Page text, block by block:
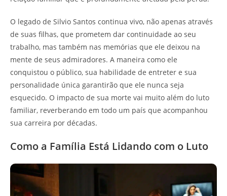
O legado de Silvio Santos continua vivo, não apenas através
de suas filhas, que prometem dar continuidade ao seu
trabalho, mas também nas memórias que ele deixou na
mente de seus admiradores. A maneira como ele
conquistou o público, sua habilidade de entreter e sua
personalidade única garantirão que ele nunca seja
esquecido. O impacto de sua morte vai muito além do luto
familiar, reverberando em todo um país que acompanhou
sua carreira por décadas.
Como a Família Está Lidando com o Luto